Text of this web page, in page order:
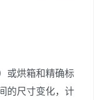
或烘箱和精确标
的尺寸变化，计